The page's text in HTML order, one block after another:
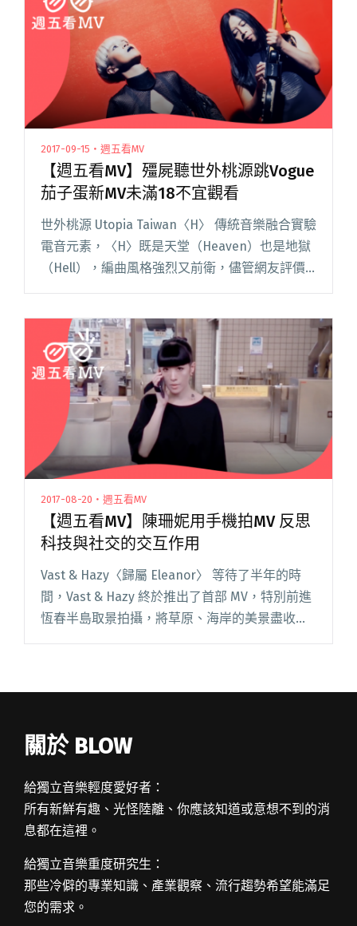
2017-09-15・週五看MV
【週五看MV】殭屍聽世外桃源跳Vogue
茄子蛋新MV未滿18不宜觀看
世外桃源 Utopia Taiwan〈H〉 傳統音樂融合實驗
電音元素，〈H〉既是天堂（Heaven）也是地獄
（Hell），編曲風格強烈又前衛，儘管網友評價
兩極，有人推崇、有人表示聽不懂，但世外桃源
讀全文 "【週五看MV】殭屍聽世外桃源跳Vogue
茄子蛋新MV未滿18不宜觀看"
2017-08-20・週五看MV
【週五看MV】陳珊妮用手機拍MV 反思
科技與社交的交互作用
Vast & Hazy〈歸屬 Eleanor〉 等待了半年的時
間，Vast & Hazy 終於推出了首部 MV，特別前進
恆春半島取景拍攝，將草原、海岸的美景盡收眼
關於 BLOW
給獨立音樂輕度愛好者：
所有新鮮有趣、光怪陸離、你應該知道或意想不到的消
息都在這裡。
給獨立音樂重度研究生：
那些冷僻的專業知識、產業觀察、流行趨勢希望能滿足
您的需求。